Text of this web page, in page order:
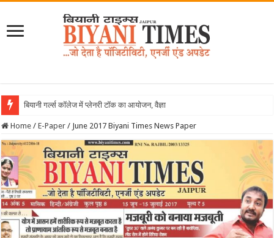
बियानी गर्ल्स कॉलेज में प्लेनरी टॉक का आयोजन, वैज्ञानिक शोध और नवाचार पर हुआ विशेष संवाद
Home / E-Paper / June 2017 Biyani Times News Paper